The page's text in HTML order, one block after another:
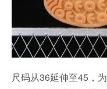
尺码从36延伸至45，